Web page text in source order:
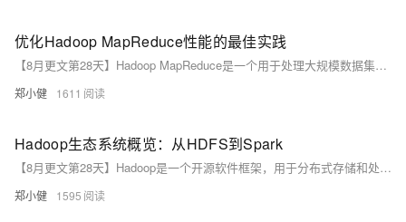
优化Hadoop MapReduce性能的最佳实践
【8月更文第28天】Hadoop MapReduce是一个用于处理大规模数据集的软件框架，适用于分布式计算环境。虽然MapReduce框架本身具有很好的可扩展性和容错性，但在某些情况下，任务执行可能会因为各种原因导致性能瓶颈。本文将探讨如何通过调整配置参数和优化算法逻辑来提高MapReduce任务的效率。
郑小健 1611
Hadoop生态系统概览：从HDFS到Spark
【8月更文第28天】Hadoop是一个开源软件框架，用于分布式存储和处理大规模数据集。它由多个组件构成，旨在提供高可靠性、高可扩展性和成本效益的数据处理解决方案。本文将介绍Hadoop的核心组件，包括HDFS、MapReduce、YARN，并探讨它们如何与现代大数据处理工具如Spark集成。
郑小健 1595